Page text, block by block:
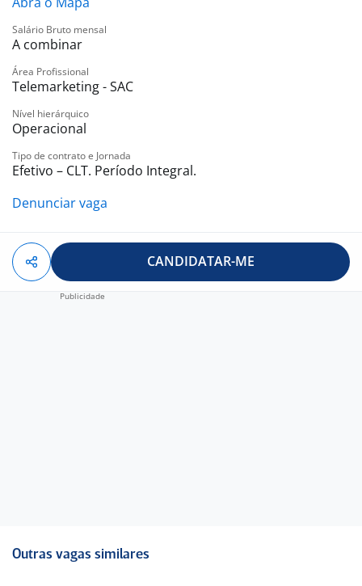
-. Seguro de vida
parceiras
-. Desconto em produtos
-. Convênio com empresas parceiras
-. Vale combustível (apenas para saídas a partir das
22h)
-. Participação nos Lucros ou Resultados
-. Oportunidades de crescimento e desenvolvimento
Salário Bruto mensal
A combinar
Área Profissional
Telemarketing - SAC
Nível hierárquico
Operacional
Tipo de contrato e Jornada
Efetivo – CLT. Período Integral.
Denunciar vaga
CANDIDATAR-ME
Outras vagas similares